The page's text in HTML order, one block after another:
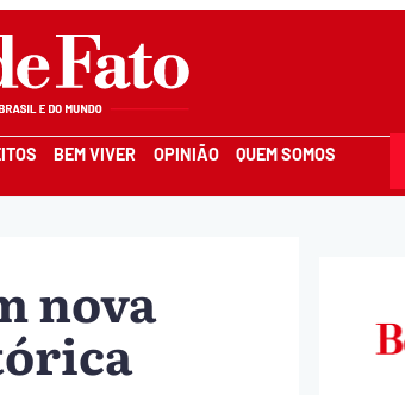
BEM VIVER OPINIÃO QUEM SOMOS
nova